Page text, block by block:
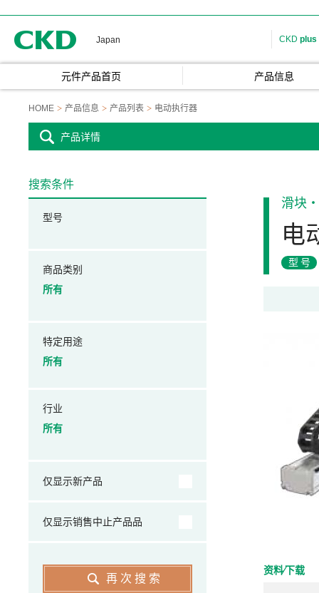
Japan CKD plus
元件产品首页 产品信息
HOME 产品信息 产品列表 电动执行器
产品详情
滑块
电
型号
资料⁄下载
搜索条件
型号
商品类别
所有
特定用途
所有
行业
所有
仅显示新产品
仅显示销售中止产品品
再次搜索